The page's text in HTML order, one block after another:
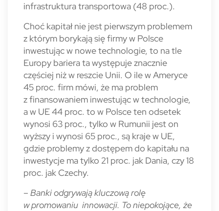
infrastruktura transportowa (48 proc.).
Choć kapitał nie jest pierwszym problemem
z którym borykają się firmy w Polsce
inwestując w nowe technologie, to na tle
Europy bariera ta występuje znacznie
częściej niż w reszcie Unii. O ile w Ameryce
45 proc. firm mówi, że ma problem
z finansowaniem inwestując w technologie,
a w UE 44 proc. to w Polsce ten odsetek
wynosi 63 proc., tylko w Rumunii jest on
wyższy i wynosi 65 proc., są kraje w UE,
gdzie problemy z dostępem do kapitału na
inwestycje ma tylko 21 proc. jak Dania, czy 18
proc. jak Czechy.
– Banki odgrywają kluczową rolę
w promowaniu innowacji. To niepokojące, że